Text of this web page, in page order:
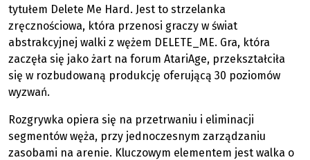
tytułem Delete Me Hard. Jest to strzelanka
zręcznościowa, która przenosi graczy w świat
abstrakcyjnej walki z wężem DELETE_ME. Gra, która
zaczęła się jako żart na forum AtariAge, przekształciła
się w rozbudowaną produkcję oferującą 30 poziomów
wyzwań.
Rozgrywka opiera się na przetrwaniu i eliminacji
segmentów węża, przy jednoczesnym zarządzaniu
zasobami na arenie. Kluczowym elementem jest walka o